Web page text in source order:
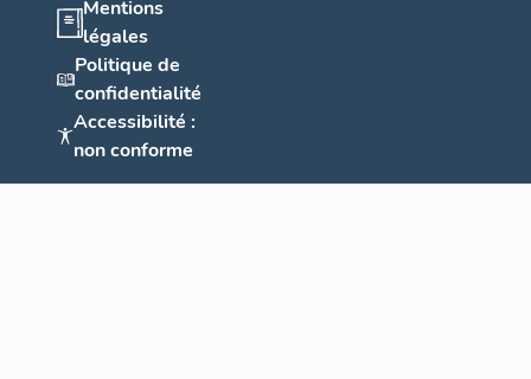
Mentions
légales
Politique de
confidentialité
Accessibilité :
non conforme